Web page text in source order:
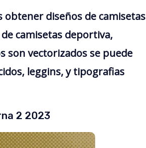
obtener diseños de camisetas
camisetas deportiva,
son vectorizados se puede
leggins, y tipografias
2 2023